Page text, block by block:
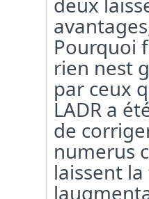
Pourquoi
rien nest
par ceux
LADR a
de
numerus
laissent